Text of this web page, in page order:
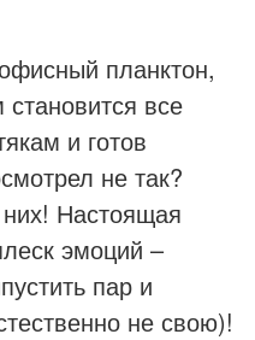
планктон,
все
и готов
не так?
Настоящая
эмоций –
пар и
не свою)!